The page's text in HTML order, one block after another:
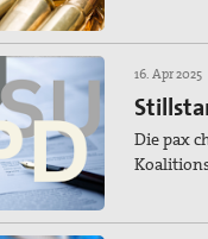
16. Apr 2025
Die pax